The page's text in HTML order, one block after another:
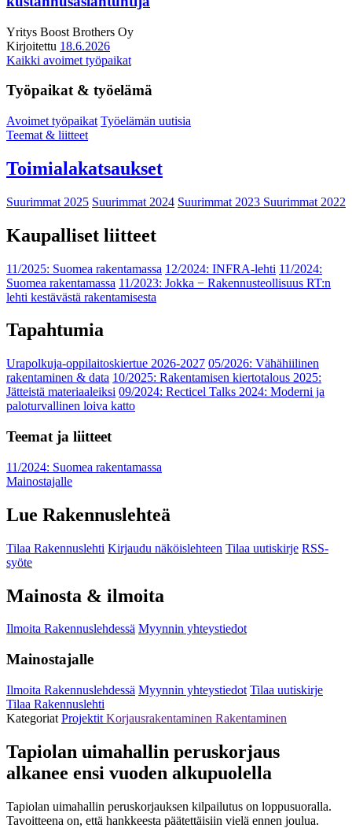
Yritys Boost Brothers Oy
Kirjoitettu 18.6.2026
Kaikki avoimet työpaikat
Työpaikat & työelämä
Avoimet työpaikat Työelämän uutisia
Teemat & liitteet
Toimialakatsaukset
Suurimmat 2025 Suurimmat 2024 Suurimmat 2023 Suurimmat 2022
Kaupalliset liitteet
11/2025: Suomea rakentamassa 12/2024: INFRA-lehti 11/2024:
Suomea rakentamassa 11/2023: Jokka − Rakennusteollisuus RT:n
lehti kestävästä rakentamisesta
Tapahtumia
Urapolkuja-oppilaitoskiertue 2026-2027 05/2026: Vähähiilinen
rakentaminen & data 10/2025: Rakentamisen kiertotalous 2025:
Jätteistä materiaaleiksi 09/2024: Recticel Talks 2024: Moderni ja
paloturvallinen loiva katto
Teemat ja liitteet
11/2024: Suomea rakentamassa
Mainostajalle
Lue Rakennuslehteä
Tilaa Rakennuslehti Kirjaudu näköislehteen Tilaa uutiskirje RSS-
syöte
Mainosta & ilmoita
Ilmoita Rakennuslehdessä Myynnin yhteystiedot
Mainostajalle
Ilmoita Rakennuslehdessä Myynnin yhteystiedot Tilaa uutiskirje
Tilaa Rakennuslehti
Kategoriat Projektit Korjausrakentaminen Rakentaminen
Tapiolan uimahallin peruskorjaus
alkanee ensi vuoden alkupuolella
Tapiolan uimahallin peruskorjauksen kilpailutus on loppusuoralla.
Tavoitteena on, että hankkeesta päätettäisiin vielä ennen joulua.